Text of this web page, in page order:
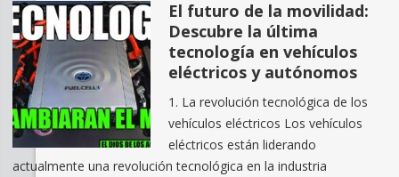
El futuro de la movilidad:
Descubre la última
tecnología en vehículos
eléctricos y autónomos
1. La revolución tecnológica de los
vehículos eléctricos Los vehículos
eléctricos están liderando
actualmente una revolución tecnológica en la industria